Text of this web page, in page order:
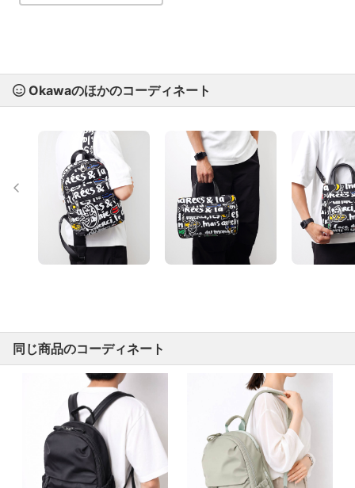
Okawaのほかのコーディネート
同じ商品のコーディネート